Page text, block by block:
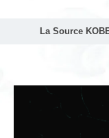
La Source